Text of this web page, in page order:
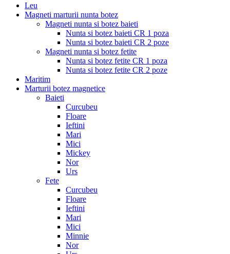
Leu
Magneti marturii nunta botez
Magneti nunta si botez baieti
Nunta si botez baieti CR 1 poza
Nunta si botez baieti CR 2 poze
Magneti nunta si botez fetite
Nunta si botez fetite CR 1 poza
Nunta si botez fetite CR 2 poze
Maritim
Marturii botez magnetice
Baieti
Curcubeu
Floare
Ieftini
Mari
Mici
Mickey
Nor
Urs
Fete
Curcubeu
Floare
Ieftini
Mari
Mici
Minnie
Nor